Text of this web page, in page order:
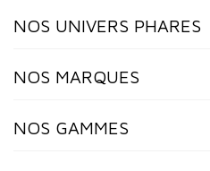
NOS UNIVERS PHARES
NOS MARQUES
NOS GAMMES